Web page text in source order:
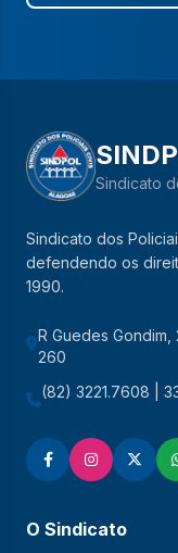
Sindicato
Sindicato dos
defendendo os
1990.
R Guedes
260
(82) 3221.7608 |
O Sindicato